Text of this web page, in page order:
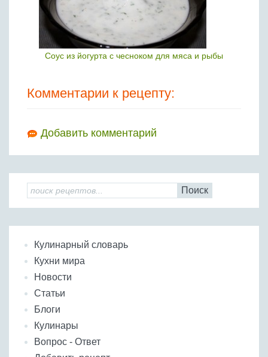
Соус из йогурта с чесноком для мяса и рыбы
Комментарии к рецепту:
Добавить комментарий
Поиск
Кулинарный словарь
Кухни мира
Новости
Статьи
Блоги
Кулинары
Вопрос - Ответ